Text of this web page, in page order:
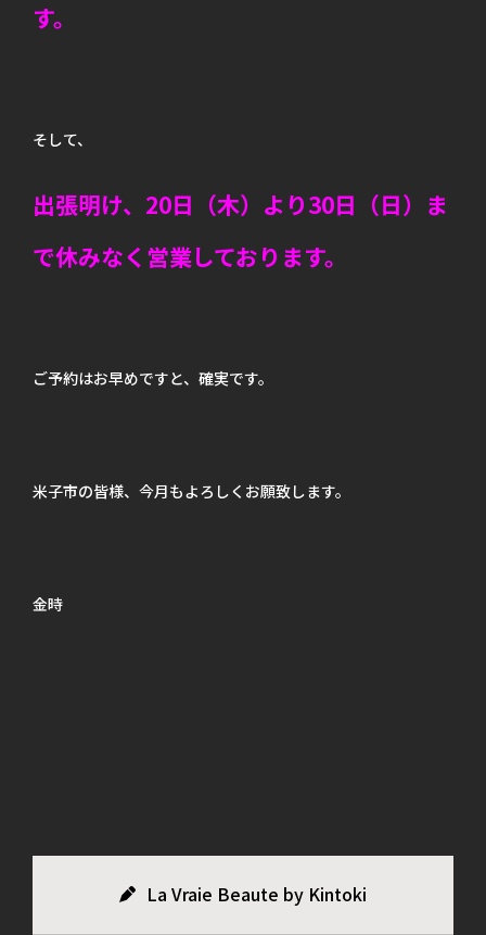
す。
そして、
出張明け、20日（木）より30日（日）ま
で休みなく営業しております。
ご予約はお早めですと、確実です。
米子市の皆様、今月もよろしくお願致します。
金時
La Vraie Beaute by Kintoki